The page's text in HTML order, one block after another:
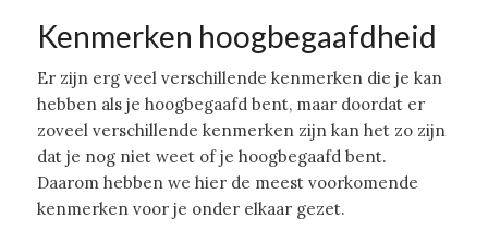
Kenmerken hoogbegaafdheid
Er zijn erg veel verschillende kenmerken die je kan
hebben als je hoogbegaafd bent, maar doordat er
zoveel verschillende kenmerken zijn kan het zo zijn
dat je nog niet weet of je hoogbegaafd bent.
Daarom hebben we hier de meest voorkomende
kenmerken voor je onder elkaar gezet.